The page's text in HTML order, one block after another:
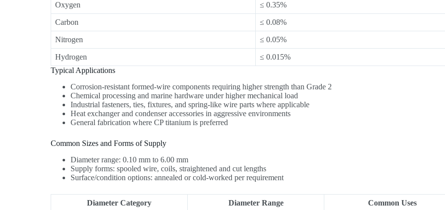
Oxygen ≤ 0.35%
Carbon ≤ 0.08%
Nitrogen ≤ 0.05%
Hydrogen
≤ 0.015%
Typical Applications
Corrosion-resistant formed-wire components requiring higher strength than Grade 2
Chemical processing and marine hardware under higher mechanical load
Industrial fasteners, ties, fixtures, and spring-like wire parts where applicable
Heat exchanger and condenser accessories in aggressive environments
General fabrication where CP titanium is preferred
Common Sizes and Forms of Supply
Diameter range: 0.10 mm to 6.00 mm
Supply forms: spooled wire, coils, straightened and cut lengths
Surface/condition options: annealed or cold-worked per requirement
Diameter Category Diameter Range Common Uses